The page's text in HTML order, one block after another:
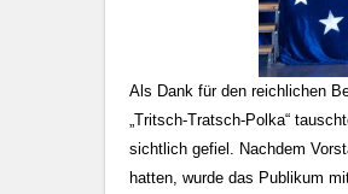
Als Dank für den reichlichen
„Tritsch-Tratsch-Polka“
sichtlich gefiel. Nachdem
hatten, wurde das Publikum